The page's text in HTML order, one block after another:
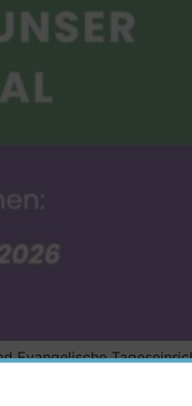
Evangelische
Arbeitszeiten